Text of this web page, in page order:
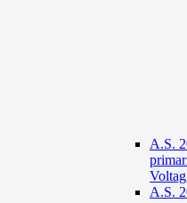
A.S.
A.S.